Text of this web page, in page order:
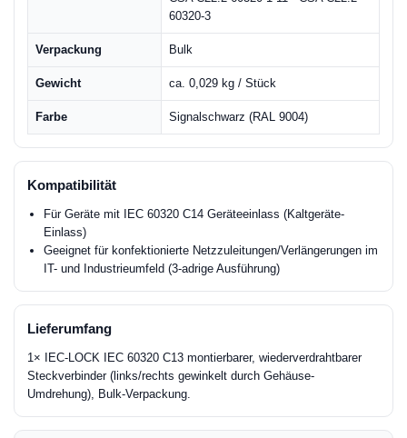
60320-3
Verpackung Bulk
Gewicht ca. 0,029 kg / Stück
Farbe Signalschwarz (RAL 9004)
Kompatibilität
Für Geräte mit IEC 60320 C14 Geräteeinlass (Kaltgeräte-
Einlass)
Geeignet für konfektionierte Netzzuleitungen/Verlängerungen im
IT- und Industrieumfeld (3-adrige Ausführung)
Lieferumfang
1× IEC-LOCK IEC 60320 C13 montierbarer, wiederverdrahtbarer
Steckverbinder (links/rechts gewinkelt durch Gehäuse-
Umdrehung), Bulk-Verpackung.